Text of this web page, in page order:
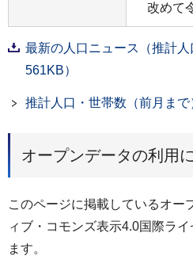
改めて
最新の人口ニュース（推計
561KB）
推計人口・世帯数（前月まで
オープンデータの利用
このページに掲載しているオー
ィブ・コモンズ表示4.0国際ラ
ます。